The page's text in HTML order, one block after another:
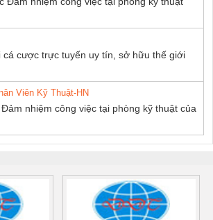
cá cược trực tuyến uy tín, sở hữu thế giới
Viên Kỹ Thuật-HN
nhiệm công việc tại phòng kỹ thuật của